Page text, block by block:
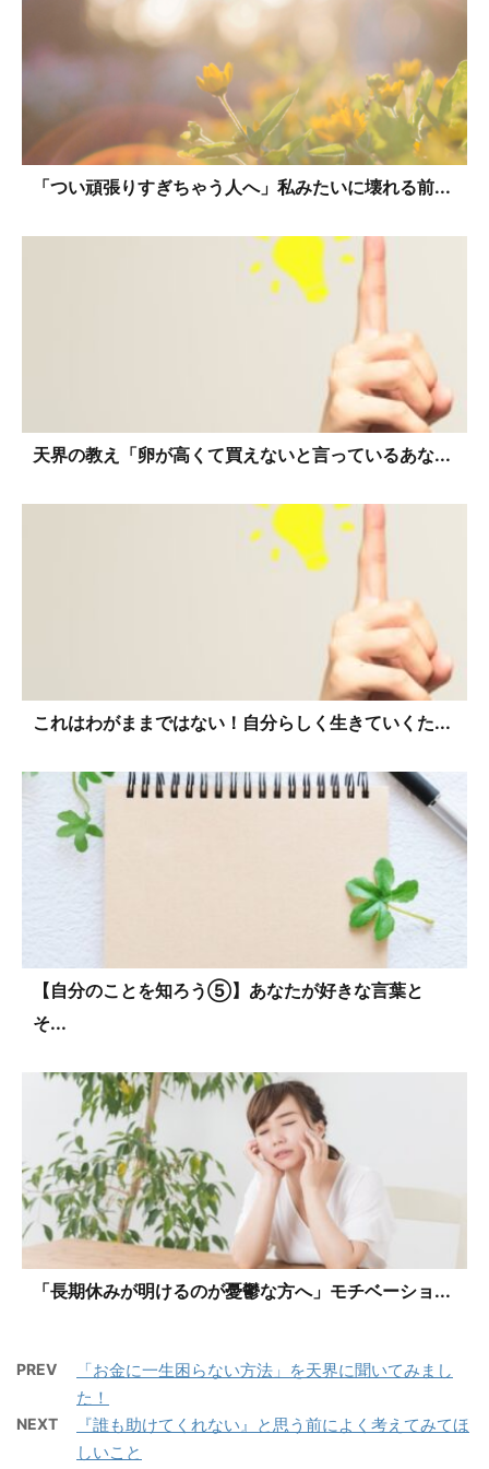
「つい頑張りすぎちゃう人へ」私みたいに壊れる前...
天界の教え「卵が高くて買えないと言っているあな...
これはわがままではない！自分らしく生きていくた...
【自分のことを知ろう⑤】あなたが好きな言葉と
そ...
「長期休みが明けるのが憂鬱な方へ」モチベーショ...
PREV
「お金に一生困らない方法」を天界に聞いてみまし
た！
NEXT
『誰も助けてくれない』と思う前によく考えてみてほ
しいこと